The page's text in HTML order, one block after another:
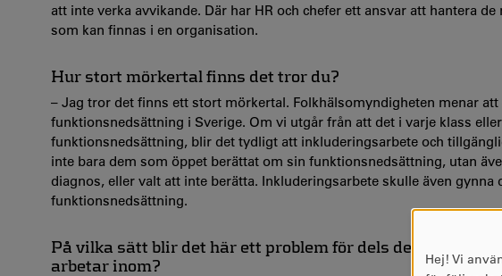
att inte verka avvikande. Där har HR och chefer ett ansvar att hantera
som kan finnas i en organisation.
Hur stort mörkertal finns det tror du?
– Jag tror det finns ett stort mörkertal. Folkhälsomyndigheten menar
funktionsnedsättning i Sverige. Om vi utgår från att det i varje klass
funktionsnedsättning, blir det tydligt att inkluderingsarbete och
inte bara dem som öppet berättat om sin funktionsnedsättning, utan
diagnos, eller valt att inte berätta. Inkluderingsarbete skulle även gynna
funktionsnedsättning.
På vilka sätt blir det här ett problem för dels den drabbade
arbetar inom?
Hej! Vi